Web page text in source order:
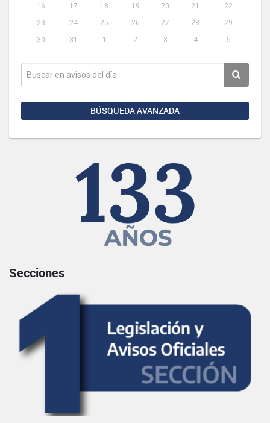
16
17 18 19 20 21
22
23
24 25 26 27 28
29
30
31 1 2 3 4 5
BÚSQUEDA AVANZADA
Secciones